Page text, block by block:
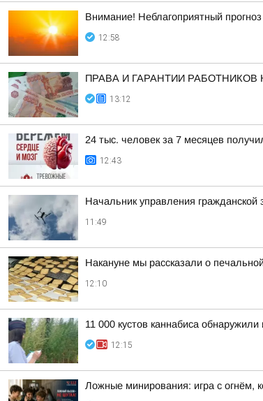
Внимание! Неблагоприятный прогноз
12:58
ПРАВА И ГАРАНТИИ
13:12
24 тыс. человек за 7 месяцев
12:43
Начальник управления
11:49
Накануне мы рассказали о
12:10
11 000 кустов каннабиса
12:15
Ложные минирования: игра с огнём,